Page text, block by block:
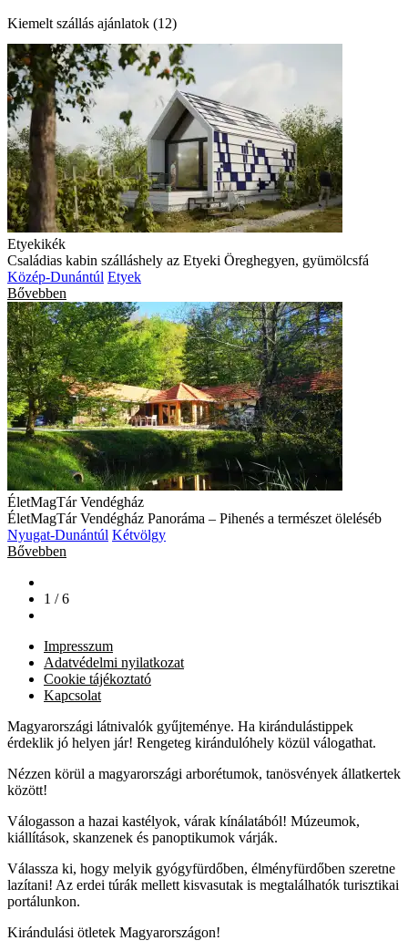
Kiemelt szállás ajánlatok (12)
Etyekikék
Családias kabin szálláshely az Etyeki Öreghegyen, gyümölcsfá
Közép-Dunántúl Etyek
Bővebben
ÉletMagTár Vendégház
ÉletMagTár Vendégház Panoráma – Pihenés a természet öleléséb
Nyugat-Dunántúl Kétvölgy
Bővebben
1 / 6
Impresszum
Adatvédelmi nyilatkozat
Cookie tájékoztató
Kapcsolat
Magyarországi látnivalók gyűjteménye. Ha kirándulástippek
érdeklik jó helyen jár! Rengeteg kirándulóhely közül válogathat.
Nézzen körül a magyarországi arborétumok, tanösvények állatkertek
között!
Válogasson a hazai kastélyok, várak kínálatából! Múzeumok,
kiállítások, skanzenek és panoptikumok várják.
Válassza ki, hogy melyik gyógyfürdőben, élményfürdőben szeretne
lazítani! Az erdei túrák mellett kisvasutak is megtalálhatók turisztikai
portálunkon.
Kirándulási ötletek Magyarországon!